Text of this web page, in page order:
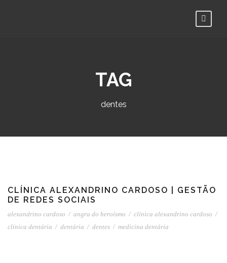
TAG
dentes
CLÍNICA ALEXANDRINO CARDOSO | GESTÃO
DE REDES SOCIAIS
alexandrino cardoso / angra do heroísmo / clínica alexandrino cardoso /
clínica dentária / dentária / dentes / medicina dentária